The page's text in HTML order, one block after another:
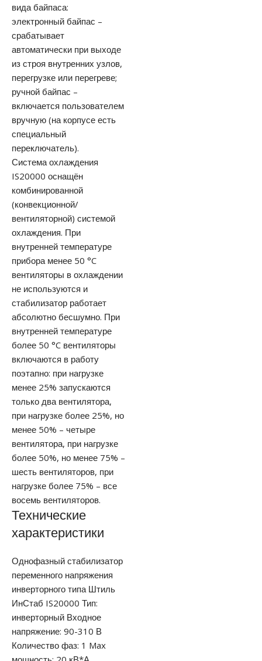
вида байпаса:
электронный байпас –
срабатывает
автоматически при выходе
из строя внутренних узлов,
перегрузке или перегреве;
ручной байпас –
включается пользователем
вручную (на корпусе есть
специальный
переключатель).
Система охлаждения
IS20000 оснащён
комбинированной
(конвекционной/
вентиляторной) системой
охлаждения. При
внутренней температуре
прибора менее 50 °C
вентиляторы в охлаждении
не используются и
стабилизатор работает
абсолютно бесшумно. При
внутренней температуре
более 50 °C вентиляторы
включаются в работу
поэтапно: при нагрузке
менее 25% запускаются
только два вентилятора,
при нагрузке более 25%, но
менее 50% – четыре
вентилятора, при нагрузке
более 50%, но менее 75% –
шесть вентиляторов, при
нагрузке более 75% – все
восемь вентиляторов.
Технические
характеристики
Однофазный стабилизатор
переменного напряжения
инверторного типа Штиль
ИнСтаб IS20000 Тип:
инверторный Входное
напряжение: 90-310 В
Количество фаз: 1 Max